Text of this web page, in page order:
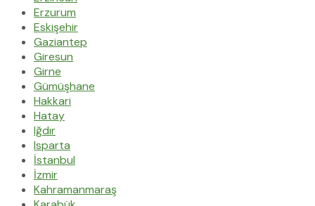
Erzurum
Eskişehir
Gaziantep
Giresun
Girne
Gümüşhane
Hakkari
Hatay
Iğdır
Isparta
İstanbul
İzmir
Kahramanmaraş